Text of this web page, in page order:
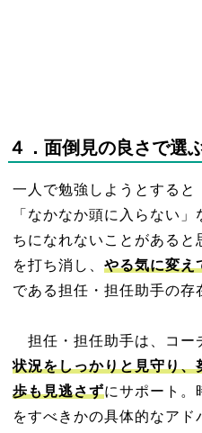
４ ．面倒 見の良さで選
一人で勉強しようとすると
「なかなか頭に入らない
ちになれないことがあると
を打ち消し、 やる気に変え
である担任・担任助手の存
担任・担任助手は、コー
状況をしっかりと見守り
歩も見逃さずにサポート。
をすべきかの具体的なア